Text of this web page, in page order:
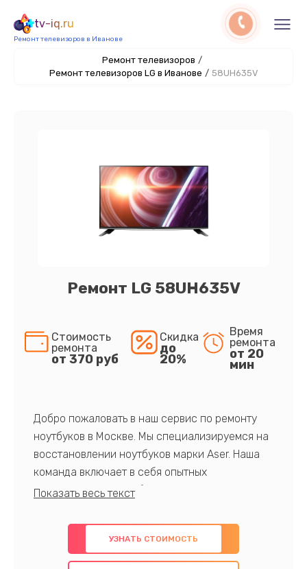
tv-iq.ru
Ремонт телевизоров в Иванове
Ремонт телевизоров /
Ремонт телевизоров LG в Иванове / 58UH635V
Ремонт LG 58UH635V
Стоимость
ремонта
от 370 руб
Скидка
до
20%
Время
ремонта
от 20
мин
Добро пожаловать в наш сервис по ремонту
ноутбуков в Москве. Мы специализируемся на
восстановлении ноутбуков марки Aser. Наша
команда включает в себя опытных
профессионалов с обширными знаниями и
предлагаем быстрый и качественный ремонт с
использованием оригинальных компонентов, а
также гарантируем качество всех
УЗНАТЬ СТОИМОСТЬ